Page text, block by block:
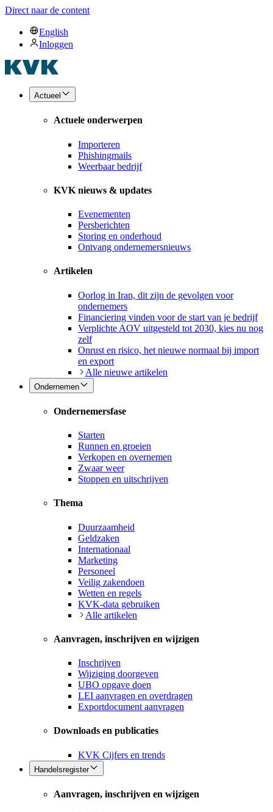
Direct naar de content
English
Inloggen
Actueel
Actuele onderwerpen
Importeren
Phishingmails
Weerbaar bedrijf
KVK nieuws & updates
Evenementen
Persberichten
Storing en onderhoud
Ontvang ondernemersnieuws
Artikelen
Oorlog in Iran, dit zijn de gevolgen voor
ondernemers
Financiering vinden voor de start van je bedrijf
Verplichte AOV uitgesteld tot 2030, kies nu nog
zelf
Onrust en risico, het nieuwe normaal bij import
en export
Alle nieuwe artikelen
Ondernemen
Ondernemersfase
Starten
Runnen en groeien
Verkopen en overnemen
Zwaar weer
Stoppen en uitschrijven
Thema
Duurzaamheid
Geldzaken
Internationaal
Marketing
Personeel
Veilig zakendoen
Wetten en regels
KVK-data gebruiken
Alle artikelen
Aanvragen, inschrijven en wijzigen
Inschrijven
Wijziging doorgeven
UBO opgave doen
LEI aanvragen en overdragen
Exportdocument aanvragen
Downloads en publicaties
KVK Cijfers en trends
Handelsregister
Aanvragen, inschrijven en wijzigen